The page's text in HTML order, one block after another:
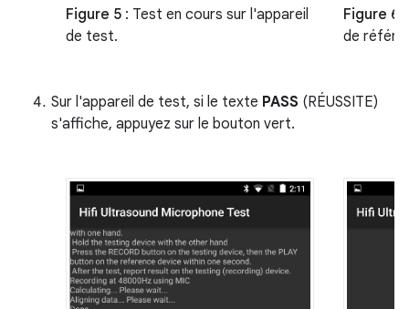
Figure 5 : Test en cours sur l'appareil
de test.
Figure 6
de
Sur l'appareil de test, si le texte PASS (RÉUSSITE)
s'affiche, appuyez sur le bouton vert.